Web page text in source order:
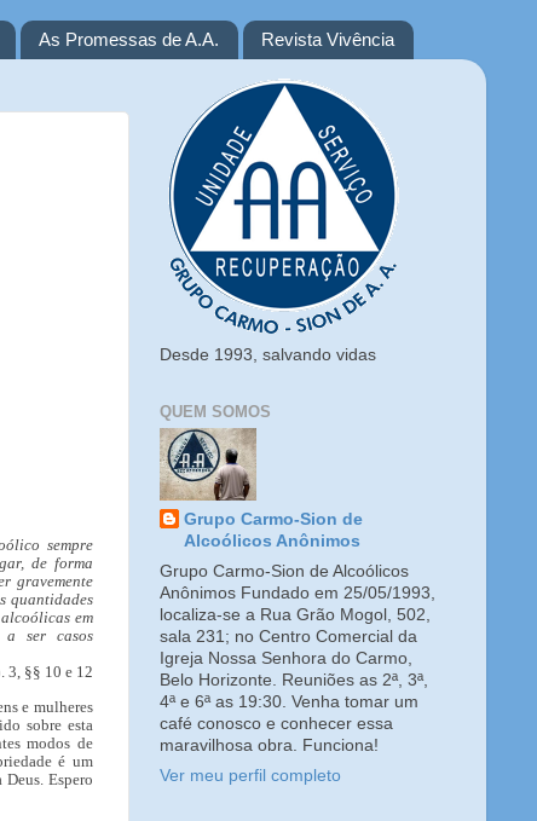
As Promessas de A.A. Revista Vivência
sempre
de forma
gravemente
quantidades
em
a ser casos
3, §§ 10 e 12
e mulheres
sobre esta
modos de
é um
Espero
Desde 1993, salvando vidas
QUEM SOMOS
Grupo Carmo-Sion de
Alcoólicos Anônimos
Grupo Carmo-Sion de Alcoólicos
Anônimos Fundado em 25/05/1993,
localiza-se a Rua Grão Mogol, 502,
sala 231; no Centro Comercial da
Igreja Nossa Senhora do Carmo,
Belo Horizonte. Reuniões as 2ª, 3ª,
4ª e 6ª as 19:30. Venha tomar um
café conosco e conhecer essa
maravilhosa obra. Funciona!
Ver meu perfil completo